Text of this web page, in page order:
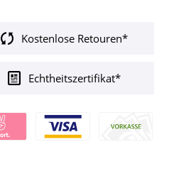
Kostenlose Retouren*
Echtheitszertifikat*